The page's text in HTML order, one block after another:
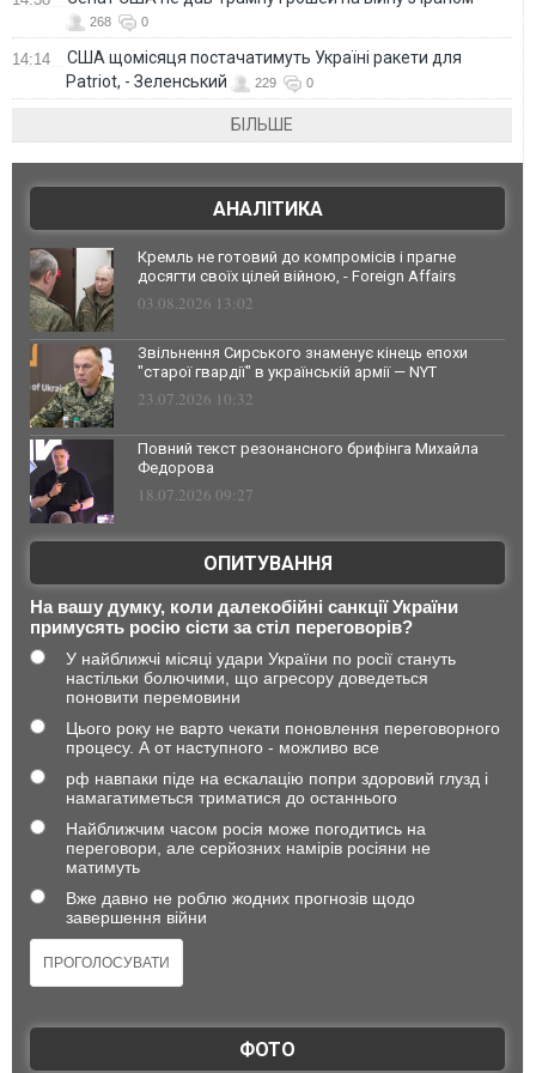
268 0
14:14
США щомісяця постачатимуть Україні ракети для
Patriot, - Зеленський
229 0
БІЛЬШЕ
АНАЛІТИКА
Кремль не готовий до компромісів і прагне
досягти своїх цілей війною, - Foreign Affairs
03.08.2026 13:02
Звільнення Сирського знаменує кінець епохи
"старої гвардії" в українській армії — NYT
23.07.2026 10:32
Повний текст резонансного брифінга Михайла
Федорова
18.07.2026 09:27
ОПИТУВАННЯ
На вашу думку, коли далекобійні санкції України
примусять росію сісти за стіл переговорів?
У найближчі місяці удари України по росії стануть
настільки болючими, що агресору доведеться
поновити перемовини
Цього року не варто чекати поновлення переговорного
процесу. А от наступного - можливо все
рф навпаки піде на ескалацію попри здоровий глузд і
намагатиметься триматися до останнього
Найближчим часом росія може погодитись на
переговори, але серйозних намірів росіяни не
матимуть
Вже давно не роблю жодних прогнозів щодо
завершення війни
ФОТО